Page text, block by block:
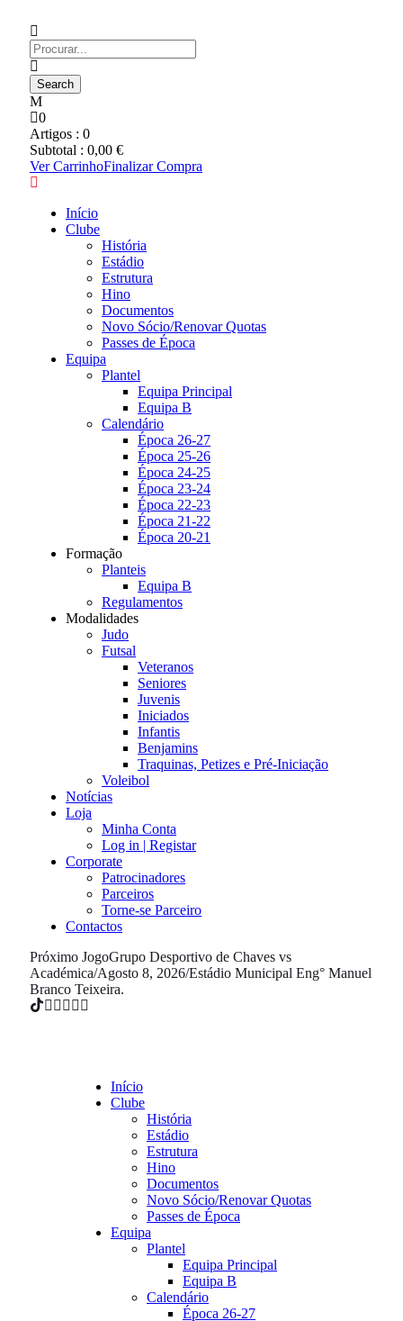
0
Artigos : 0
Subtotal : 0,00 €
Ver CarrinhoFinalizar Compra
Início
Clube
História
Estádio
Estrutura
Hino
Documentos
Novo Sócio/Renovar Quotas
Passes de Época
Equipa
Plantel
Equipa Principal
Equipa B
Calendário
Época 26-27
Época 25-26
Época 24-25
Época 23-24
Época 22-23
Época 21-22
Época 20-21
Formação
Planteis
Equipa B
Regulamentos
Modalidades
Judo
Futsal
Veteranos
Seniores
Juvenis
Iniciados
Infantis
Benjamins
Traquinas, Petizes e Pré-Iniciação
Voleibol
Notícias
Loja
Minha Conta
Log in | Registar
Corporate
Patrocinadores
Parceiros
Torne-se Parceiro
Contactos
Próximo JogoGrupo Desportivo de Chaves vs
Académica/Agosto 8, 2026/Estádio Municipal Eng° Manuel
Branco Teixeira.
Início
Clube
História
Estádio
Estrutura
Hino
Documentos
Novo Sócio/Renovar Quotas
Passes de Época
Equipa
Plantel
Equipa Principal
Equipa B
Calendário
Época 26-27